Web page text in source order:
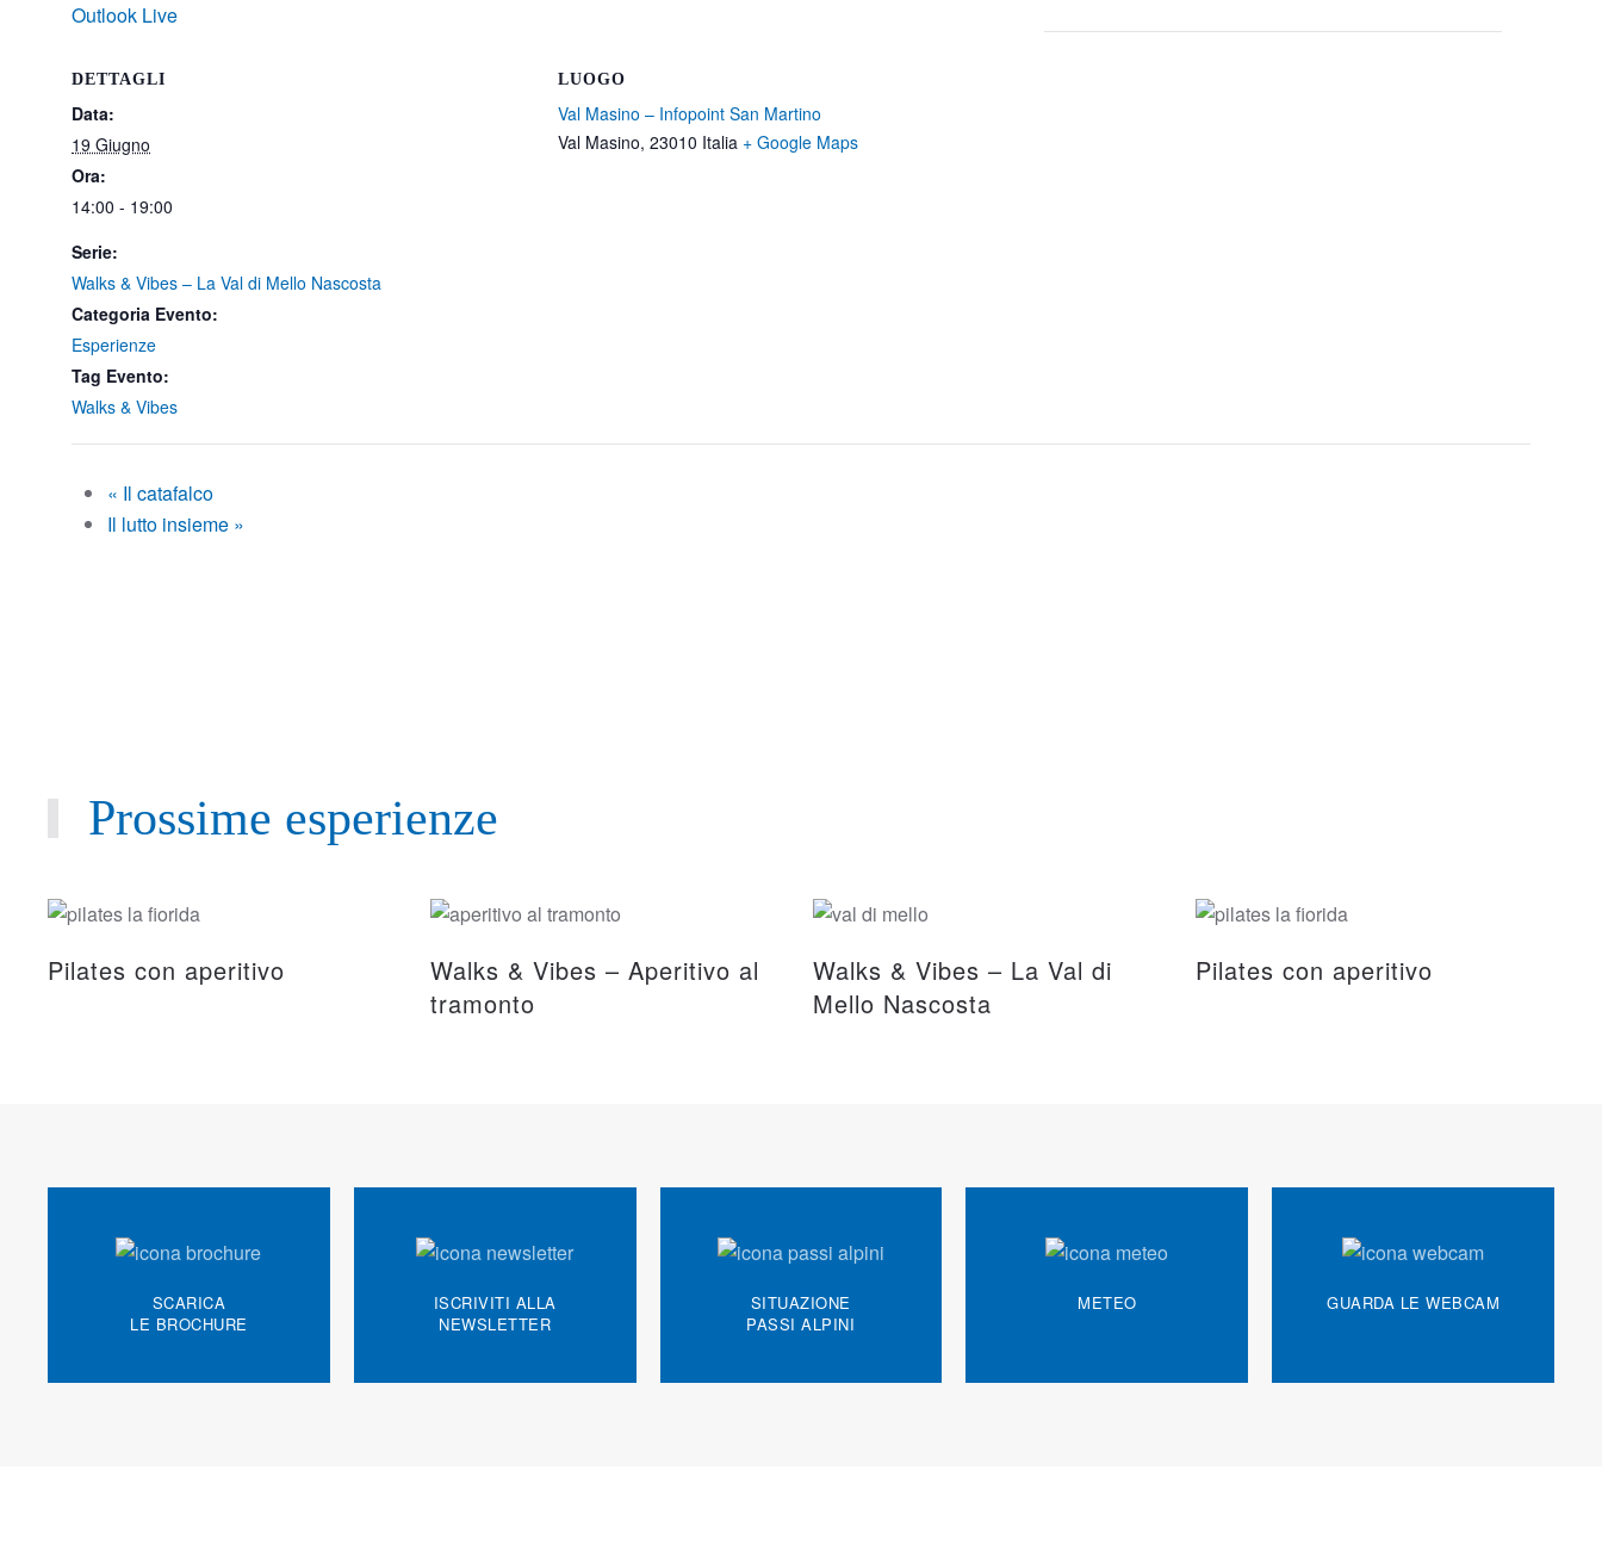
Outlook Live
DETTAGLI
Data:
19 Giugno
Ora:
14:00 - 19:00
Serie:
Walks & Vibes – La Val di Mello Nascosta
Categoria Evento:
Esperienze
Tag Evento:
Walks & Vibes
LUOGO
Val Masino – Infopoint San Martino
Val Masino, 23010 Italia + Google Maps
« Il catafalco
Il lutto insieme »
Prossime esperienze
Pilates con aperitivo
Walks & Vibes – Aperitivo al
tramonto
Walks & Vibes – La Val di
Mello Nascosta
Pilates con aperitivo
SCARICA
LE BROCHURE
ISCRIVITI ALLA
NEWSLETTER
SITUAZIONE
PASSI ALPINI
METEO GUARDA LE WEBCAM